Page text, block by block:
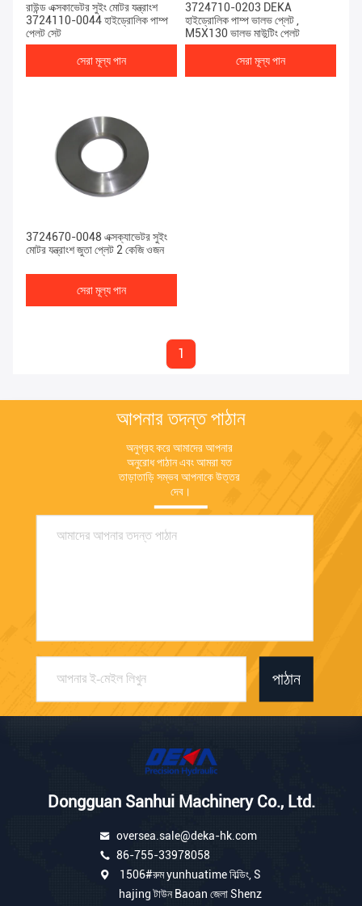
রাউন্ড এক্সকাভেটর সুইং মোটর যন্ত্রাংশ
3724110-0044 হাইড্রোলিক পাম্প
প্লেট সেট
সেরা মূল্য পান
3724710-0203 DEKA
হাইড্রোলিক পাম্প ভালভ প্লেট ,
M5X130 ভালভ মাউন্টিং প্লেট
সেরা মূল্য পান
3724670-0048 এক্সক্যাভেটর সুইং
মোটর যন্ত্রাংশ জুতা প্লেট 2 কেজি ওজন
সেরা মূল্য পান
1
আপনার তদন্ত পাঠান
অনুগ্রহ করে আমাদের আপনার
অনুরোধ পাঠান এবং আমরা যত
তাড়াতাড়ি সম্ভব আপনাকে উত্তর
দেব।
পাঠান
Dongguan Sanhui Machinery Co., Ltd.
oversea.sale@deka-hk.com
86-755-33978058
1506#রুম yunhuatime বিল্ডিং, S
hajing টাউন Baoan জেলা Shenz